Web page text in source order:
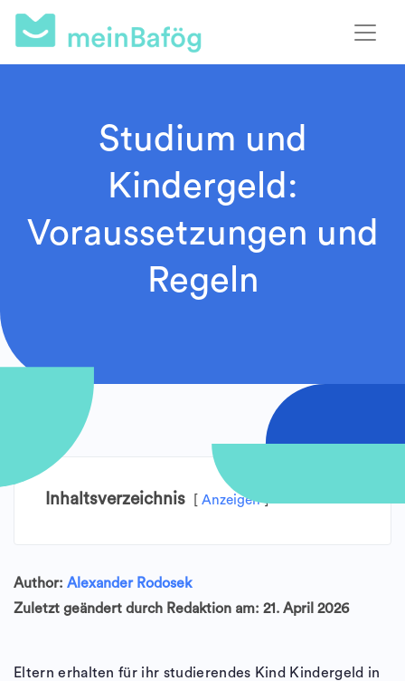
Studium und
Kindergeld:
Voraussetzungen und
Regeln
Inhaltsverzeichnis Anzeigen
Author: Alexander Rodosek
Zuletzt geändert durch Redaktion am: 21. April 2026
Eltern erhalten für ihr studierendes Kind Kindergeld in